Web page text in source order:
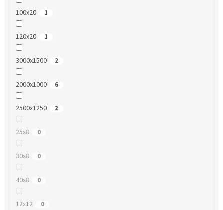
100x20 1
120x20 1
3000x1500 2
2000x1000 6
2500x1250 2
25x8 0
30x8 0
40x8 0
12x12 0